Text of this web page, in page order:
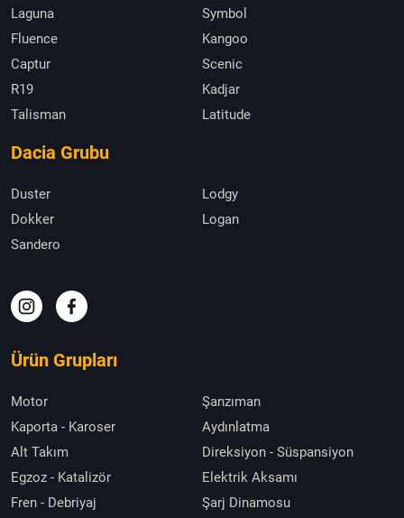
Laguna
Symbol
Fluence
Kangoo
Captur
Scenic
R19
Kadjar
Talisman
Latitude
Dacia Grubu
Duster
Lodgy
Dokker
Logan
Sandero
Ürün Grupları
Motor
Şanzıman
Kaporta - Karoser
Aydınlatma
Alt Takım
Direksiyon - Süspansiyon
Egzoz - Katalizör
Elektrik Aksamı
Fren - Debriyaj
Şarj Dinamosu